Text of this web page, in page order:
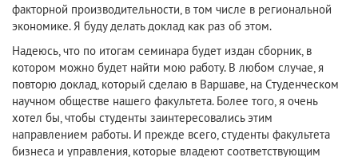
факторной производительности, в том числе в региональной
экономике. Я буду делать доклад как раз об этом.
Надеюсь, что по итогам семинара будет издан сборник, в
котором можно будет найти мою работу. В любом случае, я
повторю доклад, который сделаю в Варшаве, на Студенческом
научном обществе нашего факультета. Более того, я очень
хотел бы, чтобы студенты заинтересовались этим
направлением работы. И прежде всего, студенты факультета
бизнеса и управления, которые владеют соответствующим